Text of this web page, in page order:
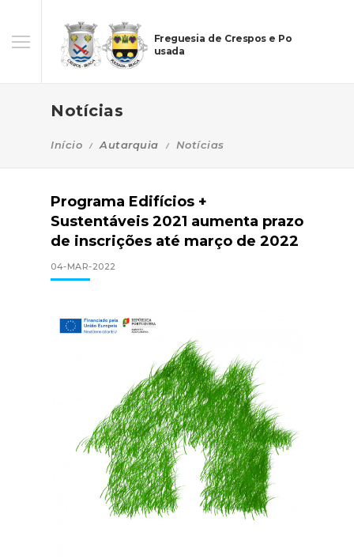
Freguesia de Crespos e Po
usada
Notícias
Início Autarquia Notícias
Programa Edifícios +
Sustentáveis 2021 aumenta prazo
de inscrições até março de 2022
04-MAR-2022